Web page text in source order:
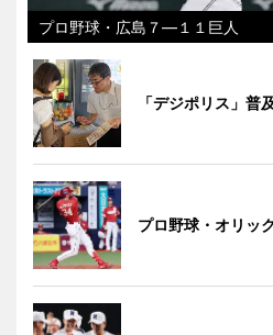
プロ野球・広島７―１１巨人
「デジポリス」普
プロ野球・オリッ